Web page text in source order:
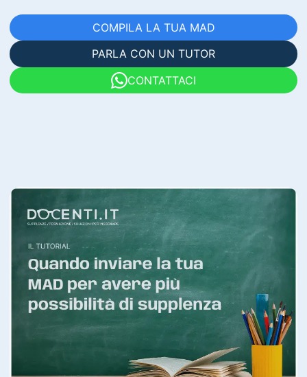
COMPILA LA TUA MAD
PARLA CON UN TUTOR
CONTATTACI